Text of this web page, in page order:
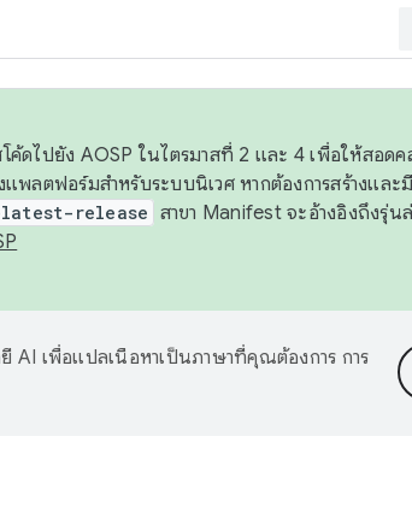
ค้ดไปยัง AOSP ในไตรมาสที่ 2 และ 4 เพื่อให้สอด
พลตฟอร์มสำหรับระบบนิเวศ หากต้องการสร้างและ
release สาขา Manifest จะอ้างอิงถึงรุ่
AI เพื่อแปลเนื้อหาเป็นภาษาที่คุณต้องการ การ